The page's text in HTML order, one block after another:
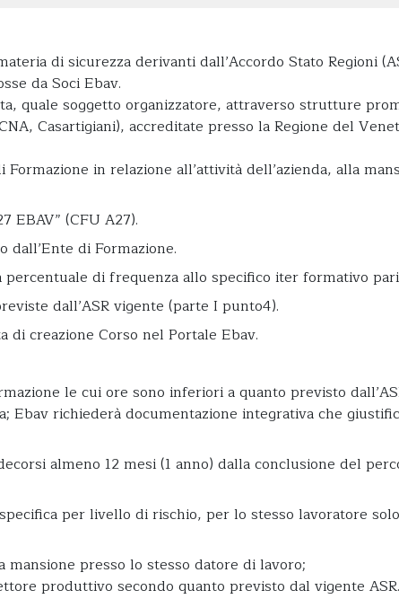
di sicurezza derivanti dall’Accordo Stato Regioni
da Soci Ebav.
quale soggetto organizzatore, attraverso strutture
Casartigiani), accreditate presso la Regione del
in relazione all’attività dell’azienda, alla
EBAV” (CFU A27).
di Formazione.
di frequenza allo specifico iter formativo
dall’ASR vigente (parte I punto4).
di creazione Corso nel Portale Ebav.
le cui ore sono inferiori a quanto previsto
Ebav richiederà documentazione integrativa che
almeno 12 mesi (1 anno) dalla conclusione del
per livello di rischio, per lo stesso lavoratore
presso lo stesso datore di lavoro;
produttivo secondo quanto previsto dal vigente ASR.